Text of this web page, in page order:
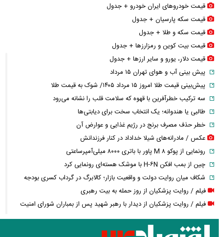
قیمت خودرو‌های ایران خودرو + جدول
قیمت سکه پارسیان + جدول
قیمت سکه و طلا + جدول
قیمت بیت کوین و رمزارز‌ها + جدول
قیمت دلار، یورو و سایر ارز‌ها + جدول
پیش بینی آب و هوای تهران ۱۵ مرداد
پیش‌بینی قیمت طلا امروز ۱۵ مرداد ۱۴۰۵/ شوک به قیمت طلا
سه ترکیب خطرآفرین با قهوه که سلامت قلب را نشانه می‌رود
طالبی یا هندوانه؛ یک انتخاب سخت برای دیابتی‌ها
خطر حذف مصرف برنج در رژیم غذایی و عوارض آن
عکس / مادرانه‌های شیلا خداداد در کنار فرزندانش
رونمایی از پوکو M ۸ پاور با باتری ۸۰۰۰ میلی‌آمپرساعتی
چین از بمب افکن H-۶N با موشک هسته‌ای رونمایی کرد
شکاف میان روایت دولت و واقعیت بازار؛ کالابرگ در گرداب کسری بودجه
فیلم / روایت پزشکیان از روز حمله به بیت رهبری
فیلم / روایت پزشکیان از دیدار با رهبر شهید پس از بمباران شورای امنیت
ملی
فیلم / پزشکیان: حوادث دی ماه قابل فراموشی نیست